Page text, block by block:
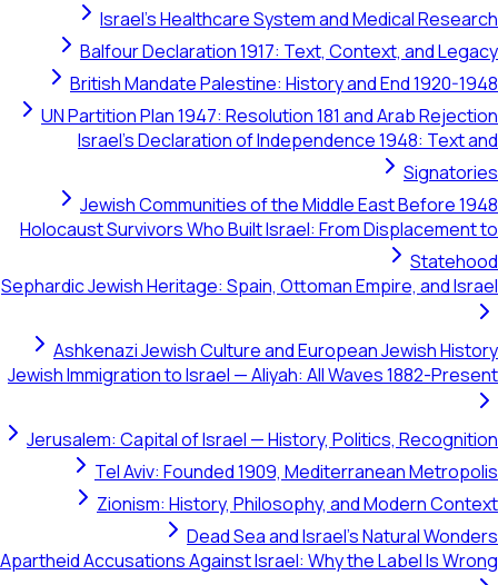
Israel's Healthcare System and Medical Research
Balfour Declaration 1917: Text, Context, and Legacy
British Mandate Palestine: History and End 1920-1948
UN Partition Plan 1947: Resolution 181 and Arab Rejection
Israel's Declaration of Independence 1948: Text and
Signatories
Jewish Communities of the Middle East Before 1948
Holocaust Survivors Who Built Israel: From Displacement to
Statehood
Sephardic Jewish Heritage: Spain, Ottoman Empire, and Israel
Ashkenazi Jewish Culture and European Jewish History
Jewish Immigration to Israel — Aliyah: All Waves 1882-Present
Jerusalem: Capital of Israel — History, Politics, Recognition
Tel Aviv: Founded 1909, Mediterranean Metropolis
Zionism: History, Philosophy, and Modern Context
Dead Sea and Israel's Natural Wonders
Apartheid Accusations Against Israel: Why the Label Is Wrong